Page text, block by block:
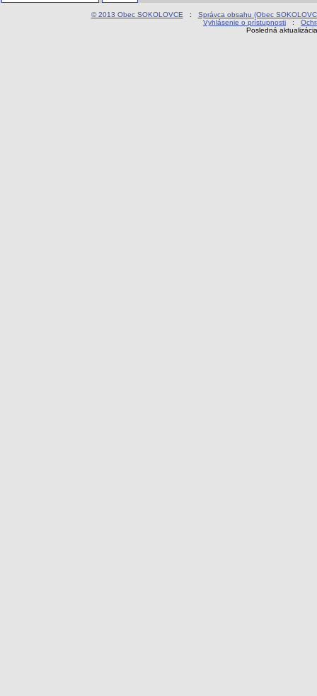
© 2013 Obec SOKOLOVCE : Správca obsahu (Obec
Vyhlásenie o prístupnosti :
Posledná